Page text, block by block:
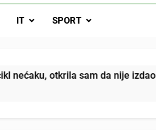
SAM MU POGLEDAO U OČI,
IT SPORT
nije izdao samo našu kćer,